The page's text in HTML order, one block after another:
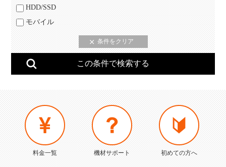
HDD/SSD
モバイル
料金一覧 機材サポート 初めての方へ